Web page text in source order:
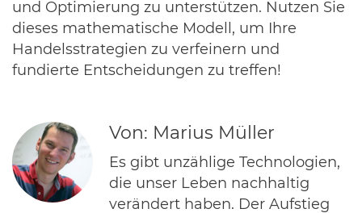
und Optimierung zu unterstützen. Nutzen Sie
dieses mathematische Modell, um Ihre
Handelsstrategien zu verfeinern und
fundierte Entscheidungen zu treffen!
Von: Marius Müller
Es gibt unzählige Technologien,
die unser Leben nachhaltig
verändert haben. Der Aufstieg